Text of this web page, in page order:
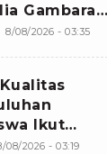
Gambaran
Dream'
8/08/2026 - 03:35
Ikut
di
08/2026 - 03:19